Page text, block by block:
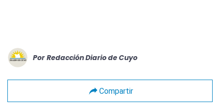
Por Redacción Diario de Cuyo
Compartir